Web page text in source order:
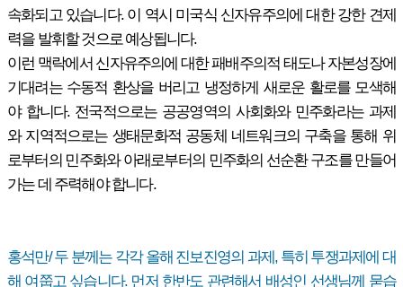
속화되고 있습니다. 이 역시 미국식 신자유주의에 대한 강한 견제
력을 발휘할 것으로 예상됩니다.
이런 맥락에서 신자유주의에 대한 패배주의적 태도나 자본성장에
기대려는 수동적 환상을 버리고 냉정하게 새로운 활로를 모색해
야 합니다. 전국적으로는 공공영역의 사회화와 민주화라는 과제
와 지역적으로는 생태문화적 공동체 네트워크의 구축을 통해 위
로부터의 민주화와 아래로부터의 민주화의 선순환 구조를 만들어
가는 데 주력해야 합니다.
홍석만/ 두 분께는 각각 올해 진보진영의 과제, 특히 투쟁과제에 대
해 여쭙고 싶습니다. 먼저 한반도 관련해서 배성인 선생님께 묻습